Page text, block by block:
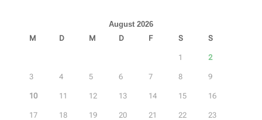
August 2026
M
D M D F S S
1 2
3 4 5 6 7 8 9
10 11 12 13 14 15 16
17 18 19 20 21 22 23